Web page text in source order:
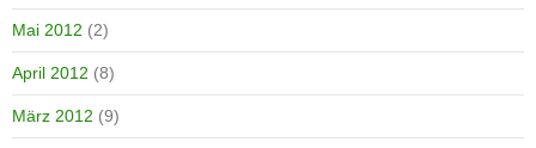
Mai 2012 (2)
April 2012 (8)
März 2012 (9)